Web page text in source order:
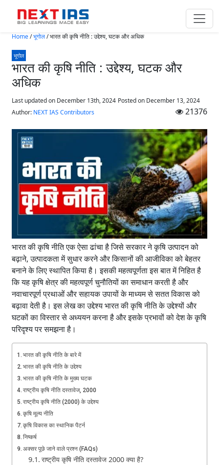
Skip to main content
Home/भूगोल/भारत की कृषि नीति : उद्देश्य, घटक और अधिक
भूगोल
भारत की कृषि नीति : उद्देश्य, घटक और
अधिक
Last updated on December 13th, 2024 Posted on December 13, 2024
Author: NEXT IAS Contributors 21376
भारत की कृषि नीति एक ऐसा ढांचा है जिसे सरकार ने कृषि उत्पादन को
बढ़ाने, उत्पादकता में सुधार करने और किसानों की आजीविका को बेहतर
बनाने के लिए स्थापित किया है। इसकी महत्वपूर्णता इस बात में निहित है
कि यह कृषि क्षेत्र की महत्वपूर्ण चुनौतियों का समाधान करती है और
नवाचारपूर्ण प्रथाओं और सहायक उपायों के माध्यम से सतत विकास को
बढ़ावा देती है। इस लेख का उद्देश्य भारत की कृषि नीति के उद्देश्यों और
घटकों का विस्तार से अध्ययन करना है और इसके प्रभावों को देश के कृषि
परिदृश्य पर समझना है।
भारत की कृषि नीति के बारे में
भारत की कृषि नीति के उद्देश्य
भारत की कृषि नीति के मुख्य घटक
राष्ट्रीय कृषि नीति दस्तावेज, 2000
राष्ट्रीय कृषि नीति (2000) के उद्देश्य
कृषि मूल्य नीति
कृषि विकास का स्थानिक पैटर्न
निष्कर्ष
अक्सर पूछे जाने वाले प्रश्न (FAQs)
राष्ट्रीय कृषि नीति दस्तावेज 2000 क्या है?